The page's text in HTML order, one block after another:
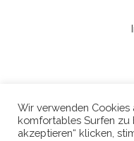
Wir verwenden Cookies
komfortables Surfen zu
akzeptieren“ klicken,